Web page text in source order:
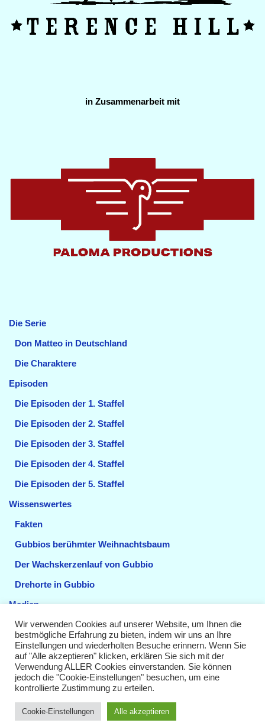
in Zusammenarbeit mit
Die Serie
Don Matteo in Deutschland
Die Charaktere
Episoden
Die Episoden der 1. Staffel
Die Episoden der 2. Staffel
Die Episoden der 3. Staffel
Die Episoden der 4. Staffel
Die Episoden der 5. Staffel
Wissenswertes
Fakten
Gubbios berühmter Weihnachtsbaum
Der Wachskerzenlauf von Gubbio
Drehorte in Gubbio
Medien
Videos
Sendetermine
Impressum
Wir verwenden Cookies auf unserer Website, um Ihnen die
bestmögliche Erfahrung zu bieten, indem wir uns an Ihre
Einstellungen und wiederholten Besuche erinnern. Wenn Sie
auf "Alle akzeptieren" klicken, erklären Sie sich mit der
Verwendung ALLER Cookies einverstanden. Sie können
jedoch die "Cookie-Einstellungen" besuchen, um eine
kontrollierte Zustimmung zu erteilen.
Cookie-Einstellungen Alle akzeptieren